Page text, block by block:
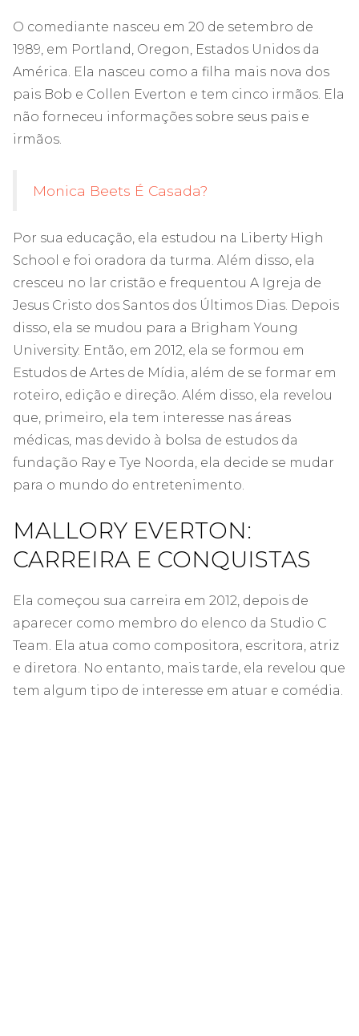
O comediante nasceu em 20 de setembro de
1989, em Portland, Oregon, Estados Unidos da
América. Ela nasceu como a filha mais nova dos
pais Bob e Collen Everton e tem cinco irmãos. Ela
não forneceu informações sobre seus pais e
irmãos.
Monica Beets É Casada?
Por sua educação, ela estudou na Liberty High
School e foi oradora da turma. Além disso, ela
cresceu no lar cristão e frequentou A Igreja de
Jesus Cristo dos Santos dos Últimos Dias. Depois
disso, ela se mudou para a Brigham Young
University. Então, em 2012, ela se formou em
Estudos de Artes de Mídia, além de se formar em
roteiro, edição e direção. Além disso, ela revelou
que, primeiro, ela tem interesse nas áreas
médicas, mas devido à bolsa de estudos da
fundação Ray e Tye Noorda, ela decide se mudar
para o mundo do entretenimento.
MALLORY EVERTON:
CARREIRA E CONQUISTAS
Ela começou sua carreira em 2012, depois de
aparecer como membro do elenco da Studio C
Team. Ela atua como compositora, escritora, atriz
e diretora. No entanto, mais tarde, ela revelou que
tem algum tipo de interesse em atuar e comédia.